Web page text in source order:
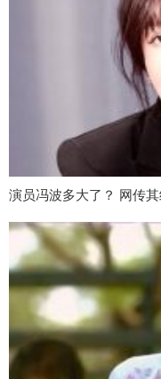
演员冯波多大了？ 网传